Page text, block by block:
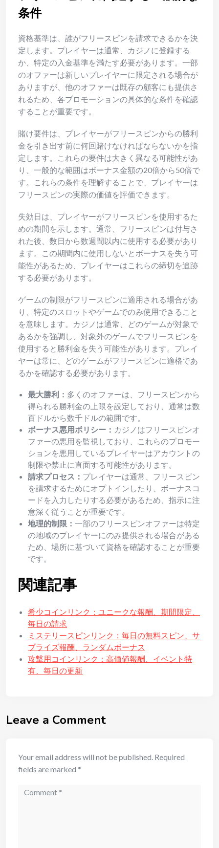
条件
資格基準は、誰がフリースピンを請求できるかを決
定します。プレイヤーは通常、カジノに登録する
か、特定の入金基準を満たす必要があります。一部
のオファーは新しいプレイヤーに限定される場合が
ありますが、他のオファーは既存の顧客にも提供さ
れるため、各プロモーションの具体的な条件を確認
することが重要です。
賭け要件は、プレイヤーがフリースピンからの勝利
金を引き出す前に何回賭けなければならないかを指
定します。これらの要件は大きく異なる可能性があ
り、一般的な範囲はボーナス金額の20倍から50倍で
す。これらの条件を理解することで、プレイヤーは
フリースピンの実際の価値を評価できます。
失効日は、プレイヤーがフリースピンを使用するた
めの期間を示します。通常、フリースピンは付与さ
れた後、数日から数週間以内に使用する必要があり
ます。この期間内に使用しないとボーナスを失う可
能性があるため、プレイヤーはこれらの締切を追跡
する必要があります。
ゲームの制限がフリースピンに適用される場合があ
り、特定のスロットやゲームでのみ使用できること
を意味します。カジノは通常、どのゲームが対象で
あるかを強調し、対象外のゲームでフリースピンを
使用すると勝利金を失う可能性があります。プレイ
ヤーは常に、どのゲームがフリースピンに適格であ
るかを確認する必要があります。
最大勝利： 多くのオファーは、フリースピンから
得られる勝利金の上限を設定しており、通常は数
百ドルから数千ドルの範囲です。
ボーナス悪用ポリシー： カジノはフリースピンオ
ファーの悪用を監視しており、これらのプロモー
ションを悪用しているプレイヤーはアカウントの
制限や禁止に直面する可能性があります。
請求プロセス： プレイヤーは通常、フリースピン
を請求するためにオプトインしたり、ボーナスコ
ードを入力したりする必要があるため、指示に注
意深く従うことが重要です。
地理的制限： 一部のフリースピンオファーは特定
の地域のプレイヤーにのみ提供される場合がある
ため、場所に基づいて資格を確認することが重要
です。
関連記事
希少コインリンク：ユニークな報酬、期間限定、
毎日の請求
ミステリースピンリンク：毎日の無料スピン、サ
プライズ報酬、ランダムボーナス
攻撃用コインリンク：高価値報酬、イベント特
有、毎日の更新
Leave a Comment
Your email address will not be published. Required
fields are marked *
Comment